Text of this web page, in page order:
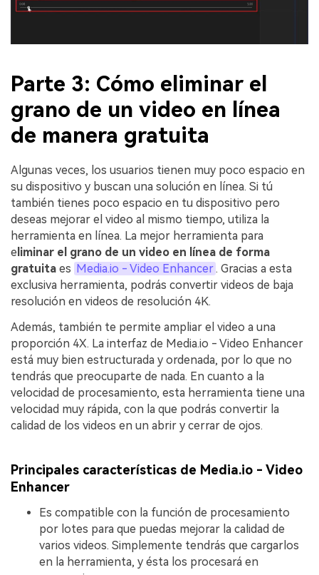
Parte 3: Cómo eliminar el
grano de un video en línea
de manera gratuita
Algunas veces, los usuarios tienen muy poco espacio en
su dispositivo y buscan una solución en línea. Si tú
también tienes poco espacio en tu dispositivo pero
deseas mejorar el video al mismo tiempo, utiliza la
herramienta en línea. La mejor herramienta para
e liminar el grano de un video en línea de forma
gratuita es Media.io - Video Enhancer. Gracias a esta
exclusiva herramienta, podrás convertir videos de baja
resolución en videos de resolución 4K.
Además, también te permite ampliar el video a una
proporción 4X. La interfaz de Media.io - Video Enhancer
está muy bien estructurada y ordenada, por lo que no
tendrás que preocuparte de nada. En cuanto a la
velocidad de procesamiento, esta herramienta tiene una
velocidad muy rápida, con la que podrás convertir la
calidad de los videos en un abrir y cerrar de ojos.
Principales características de Media.io - Video
Enhancer
Es compatible con la función de procesamiento
por lotes para que puedas mejorar la calidad de
varios videos. Simplemente tendrás que cargarlos
en la herramienta, y ésta los procesará en